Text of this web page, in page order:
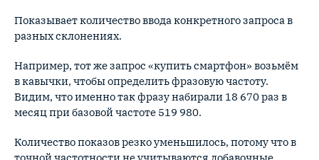
Показывает количество ввода конкретного запроса в
разных склонениях.
Например, тот же запрос «купить смартфон» возьмём
в кавычки, чтобы определить фразовую частоту.
Видим, что именно так фразу набирали 18 670 раз в
месяц при базовой частоте 519 980.
Количество показов резко уменьшилось, потому что в